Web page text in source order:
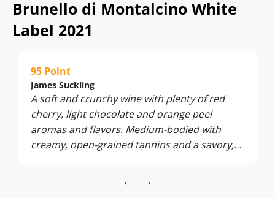
I glasset får du magisk flydende Sangiovese-silke med
skovbundsparfume og smagskompleksitet i verdensklasse…
White Label, der modner på store traditionelle egefade i
Supervins unikke garanti på årgangens nok vildeste
Brunello-køb!
“For me the White Label is the benchmark” - Giacomo Neri,
winemaker
Nyd den til saftigt oksekød, lam med urter, svamperisotto,
Brunello di Montalcino White
Label 2021
95 Point
James Suckling
A soft and crunchy wine with plenty of red
cherry, light chocolate and orange peel
aromas and flavors. Medium-bodied with
creamy, open-grained tannins and a savory,
← →